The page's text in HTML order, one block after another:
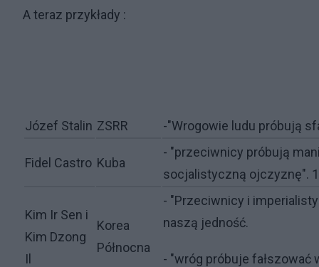
A teraz przykłady :
Józef Stalin ZSRR -"Wrogowie ludu próbują
Fidel Castro Kuba
- "przeciwnicy próbują
socjalistyczną ojczyznę".
Kim Ir Sen i
Kim Dzong
Il
Korea
Północna
- "Przeciwnicy i
naszą jedność.
- "wróg próbuje fałszować